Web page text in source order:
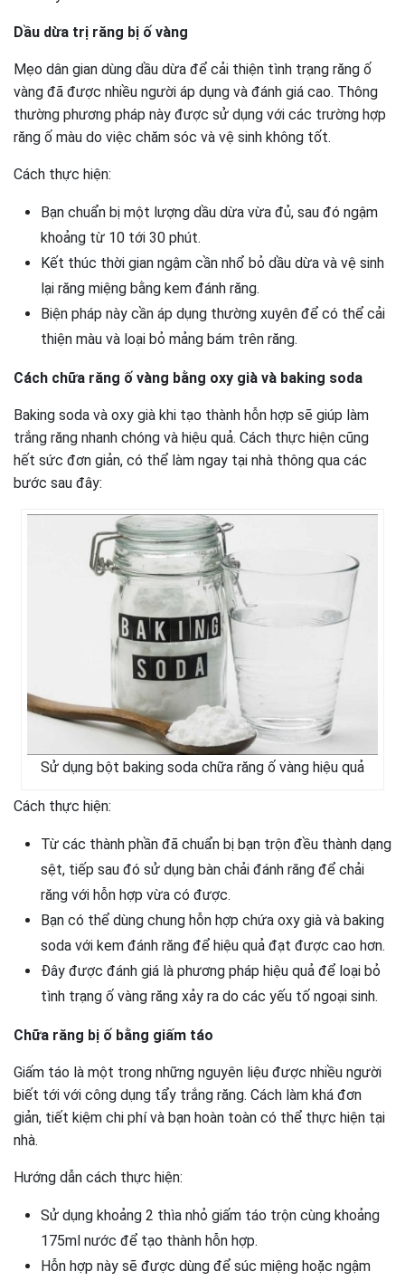
Dầu dừa trị răng bị ố vàng
Mẹo dân gian dùng dầu dừa để cải thiện tình trạng răng ố
vàng đã được nhiều người áp dụng và đánh giá cao. Thông
thường phương pháp này được sử dụng với các trường hợp
răng ố màu do việc chăm sóc và vệ sinh không tốt.
Cách thực hiện:
Bạn chuẩn bị một lượng dầu dừa vừa đủ, sau đó ngậm
khoảng từ 10 tới 30 phút.
Kết thúc thời gian ngậm cần nhổ bỏ dầu dừa và vệ sinh
lại răng miệng bằng kem đánh răng.
Biện pháp này cần áp dụng thường xuyên để có thể cải
thiện màu và loại bỏ mảng bám trên răng.
Cách chữa răng ố vàng bằng oxy già và baking soda
Baking soda và oxy già khi tạo thành hỗn hợp sẽ giúp làm
trắng răng nhanh chóng và hiệu quả. Cách thực hiện cũng
hết sức đơn giản, có thể làm ngay tại nhà thông qua các
bước sau đây:
Sử dụng bột baking soda chữa răng ố vàng hiệu quả
Cách thực hiện:
Từ các thành phần đã chuẩn bị bạn trộn đều thành dạng
sệt, tiếp sau đó sử dụng bàn chải đánh răng để chải
răng với hỗn hợp vừa có được.
Bạn có thể dùng chung hỗn hợp chứa oxy già và baking
soda với kem đánh răng để hiệu quả đạt được cao hơn.
Đây được đánh giá là phương pháp hiệu quả để loại bỏ
tình trạng ố vàng răng xảy ra do các yếu tố ngoại sinh.
Chữa răng bị ố bằng giấm táo
Giấm táo là một trong những nguyên liệu được nhiều người
biết tới với công dụng tẩy trắng răng. Cách làm khá đơn
giản, tiết kiệm chi phí và bạn hoàn toàn có thể thực hiện tại
nhà.
Hướng dẫn cách thực hiện:
Sử dụng khoảng 2 thìa nhỏ giấm táo trộn cùng khoảng
175ml nước để tạo thành hỗn hợp.
Hỗn hợp này sẽ được dùng để súc miệng hoặc ngậm